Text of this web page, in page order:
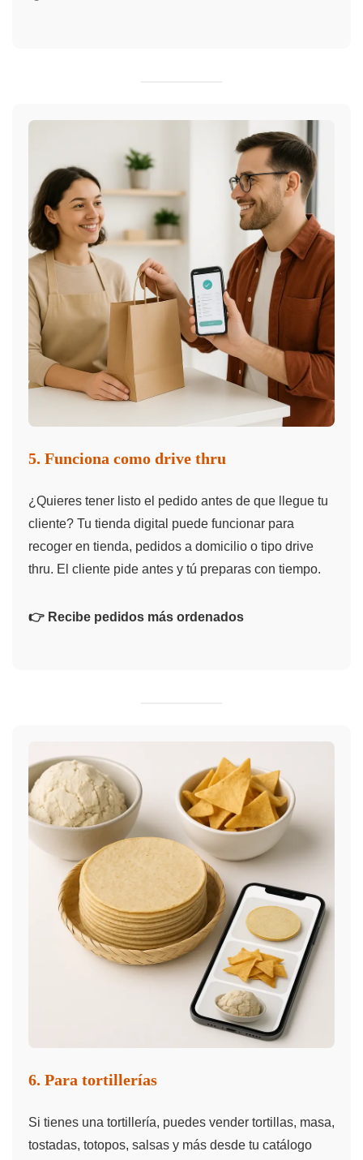
5. Funciona como drive thru
¿Quieres tener listo el pedido antes de que llegue tu
cliente? Tu tienda digital puede funcionar para
recoger en tienda, pedidos a domicilio o tipo drive
thru. El cliente pide antes y tú preparas con tiempo.
👉 Recibe pedidos más ordenados
6. Para tortillerías
Si tienes una tortillería, puedes vender tortillas, masa,
tostadas, totopos, salsas y más desde tu catálogo